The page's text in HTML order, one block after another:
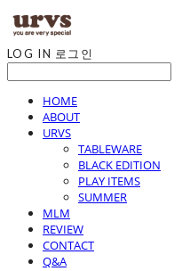
LOG IN 로그인
HOME
ABOUT
URVS
TABLEWARE
BLACK EDITION
PLAY ITEMS
SUMMER
MLM
REVIEW
CONTACT
Q&A